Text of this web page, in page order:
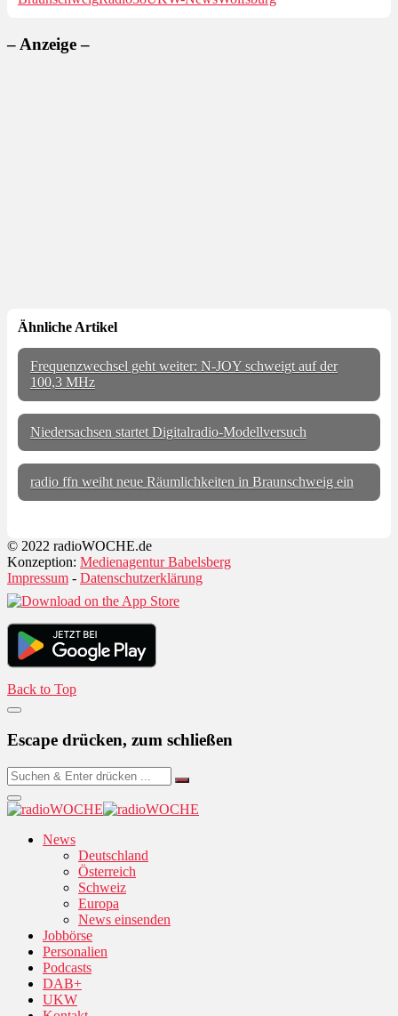
– Anzeige –
Ähnliche Artikel
Frequenzwechsel geht weiter: N-JOY schweigt auf der
100,3 MHz
Niedersachsen startet Digitalradio-Modellversuch
radio ffn weiht neue Räumlichkeiten in Braunschweig ein
© 2022 radioWOCHE.de
Konzeption: Medienagentur Babelsberg
Impressum - Datenschutzerklärung
Back to Top
Escape drücken, zum schließen
News
Deutschland
Österreich
Schweiz
Europa
News einsenden
Jobbörse
Personalien
Podcasts
DAB+
UKW